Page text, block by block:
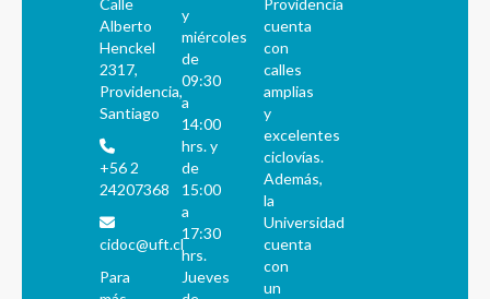
Calle
Alberto
Henckel
2317,
Providencia,
Santiago
+56 2
24207368
cidoc@uft.cl
Para
y
miércoles
de
09:30
a
14:00
hrs. y
de
15:00
a
17:30
hrs.
Jueves
Providencia
cuenta
con
calles
amplias
y
excelentes
ciclovías.
Además,
la
Universidad
cuenta
con
un